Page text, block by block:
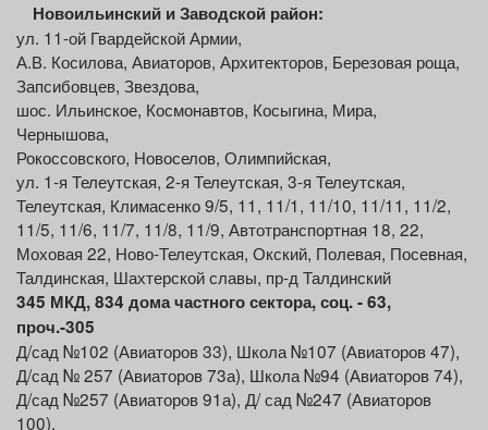
Новоильинский и Заводской район:
ул. 11-ой Гвардейской Армии,
А.В. Косилова, Авиаторов, Архитекторов, Березовая роща,
Запсибовцев, Звездова,
шос. Ильинское, Космонавтов, Косыгина, Мира,
Чернышова,
Рокоссовского, Новоселов, Олимпийская,
ул. 1-я Телеутская, 2-я Телеутская, 3-я Телеутская,
Телеутская, Климасенко 9/5, 11, 11/1, 11/10, 11/11, 11/2,
11/5, 11/6, 11/7, 11/8, 11/9, Автотранспортная 18, 22,
Моховая 22, Ново-Телеутская, Окский, Полевая, Посевная,
Талдинская, Шахтерской славы, пр-д Талдинский
345 МКД,834 дома частного сектора, соц. - 63,
проч.-305
Д/сад №102 (Авиаторов 33), Школа №107 (Авиаторов 47),
Д/сад № 257 (Авиаторов 73а), Школа №94 (Авиаторов 74),
Д/сад №257 (Авиаторов 91а), Д/ сад №247 (Авиаторов
100),